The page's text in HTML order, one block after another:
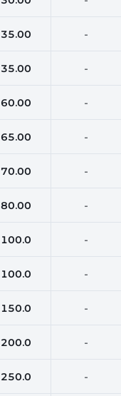
35.00 -
35.00 -
60.00 -
65.00 -
70.00 -
80.00 -
100.0 -
100.0 -
150.0 -
200.0 -
250.0 -